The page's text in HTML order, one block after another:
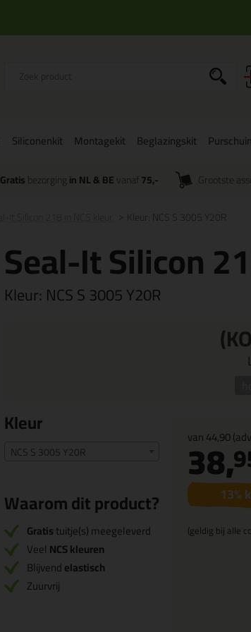
Siliconenkit Montagekit Beglazingskit
Gratisbezorgingin NL & BEvanaf 75,- Grootste
Kleur: NCS S 3005 Y20R
Seal-It Silicon
Kleur: NCS S 3005 Y20R
Kleur
NCS S 3005 Y20R
Waarom dit product?
Gratistuitje(s) meegeleverd
Veel NCS kleuren
Blijvendelastisch
Zuurvrij
van44,90
38,
13%
(geldig bij alle